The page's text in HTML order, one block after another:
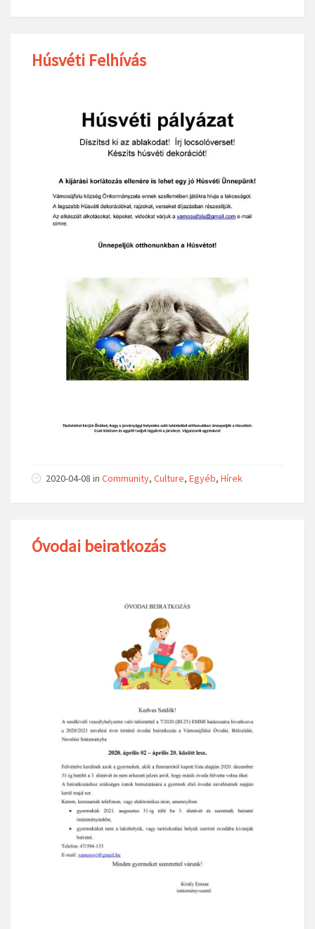
Húsvéti Felhívás
2020-04-08 in Community, Culture, Egyéb, Hírek
Óvodai beiratkozás